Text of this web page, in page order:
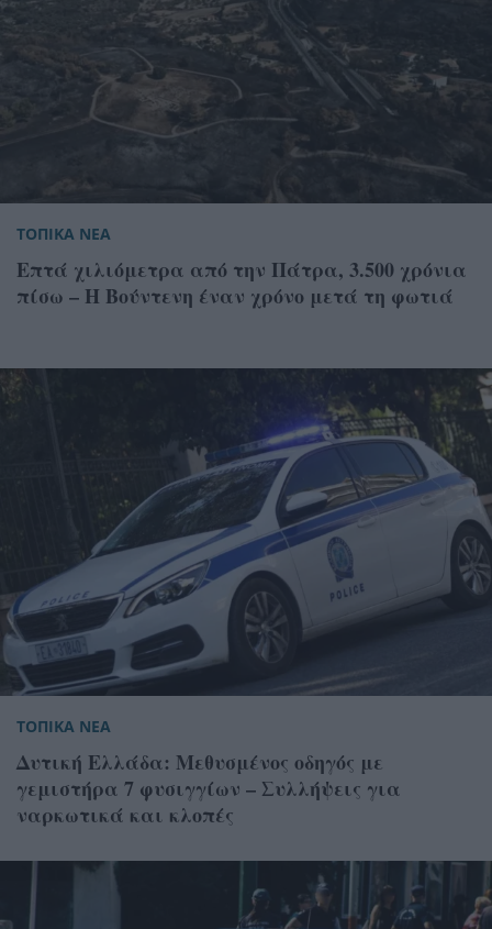
ΤΟΠΙΚΑ ΝΕΑ
Επτά χιλιόμετρα από την Πάτρα, 3.500 χρόνια
πίσω – Η Βούντενη έναν χρόνο μετά τη φωτιά
ΤΟΠΙΚΑ ΝΕΑ
Δυτική Ελλάδα: Μεθυσμένος οδηγός με
γεμιστήρα 7 φυσιγγίων – Συλλήψεις για
ναρκωτικά και κλοπές